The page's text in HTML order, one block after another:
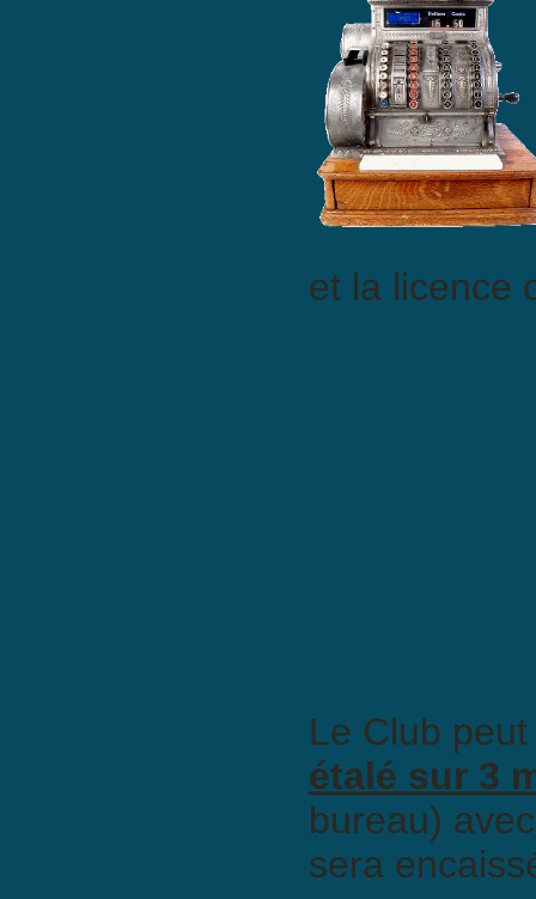
et la licence
Le Club
étalé sur 3
bureau)
sera